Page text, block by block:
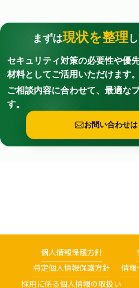
まずは現状を整理
セキュリティ対策の必要性や優
材料としてご活用いただけます。
ご相談内容に合わせて、最適な
す。
お問い合わせ
個人情報保護方針
特定個人情報保護方針
採用に係る個人情報の取扱い
情報